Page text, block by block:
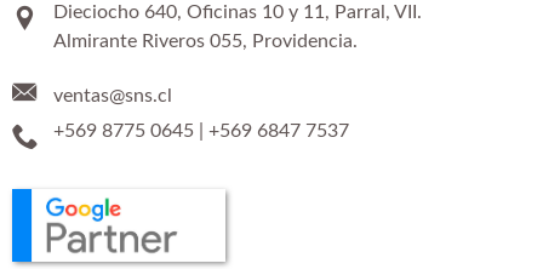
Dieciocho 640, Oficinas 10 y 11, Parral, VII.
Almirante Riveros 055, Providencia.
ventas@sns.cl
+569 8775 0645| +569 6847 7537